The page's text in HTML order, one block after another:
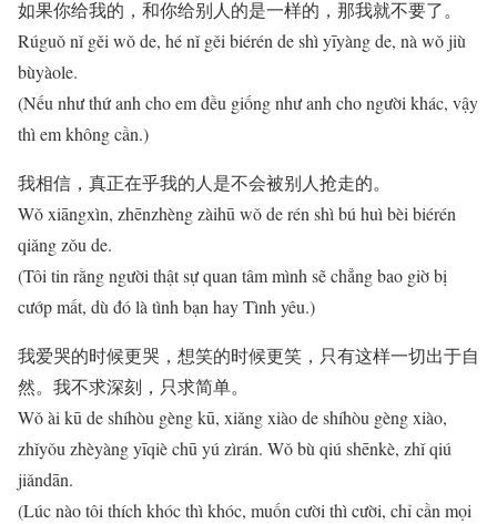
如果你给我的，和你给别人的是一样的，那我就不要了。
Rúguǒ nǐ gěi wǒ de, hé nǐ gěi biérén de shì yīyàng de, nà wǒ jiù
bùyàole.
(Nếu như thứ anh cho em đều giống như anh cho người khác, vậy
thì em không cần.)
我相信，真正在乎我的人是不会被别人抢走的。
Wǒ xiāngxìn, zhēnzhèng zàihū wǒ de rén shì bú huì bèi biérén
qiǎng zǒu de.
(Tôi tin rằng người thật sự quan tâm mình sẽ chẳng bao giờ bị
cướp mất, dù đó là tình bạn hay Tình yêu.)
我爱哭的时候更哭，想笑的时候更笑，只有这样一切出于自
然。我不求深刻，只求简单。
Wǒ ài kū de shíhòu gèng kū, xiǎng xiào de shíhòu gèng xiào,
zhǐyǒu zhèyàng yīqiè chū yú zìrán. Wǒ bù qiú shēnkè, zhǐ qiú
jiǎndān.
(Lúc nào tôi thích khóc thì khóc, muốn cười thì cười, chỉ cần mọi